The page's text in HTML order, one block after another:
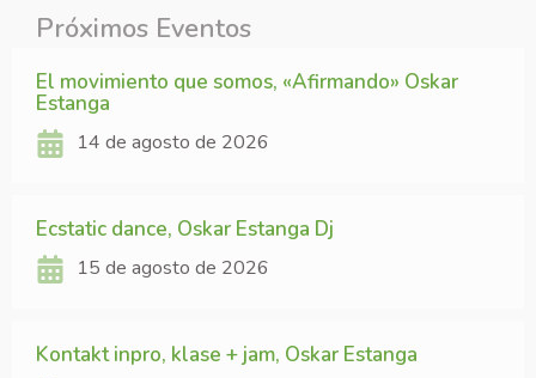
Próximos Eventos
El movimiento que somos, «Afirmando» Oskar
Estanga
14 de agosto de 2026
Ecstatic dance, Oskar Estanga Dj
15 de agosto de 2026
Kontakt inpro, klase + jam, Oskar Estanga